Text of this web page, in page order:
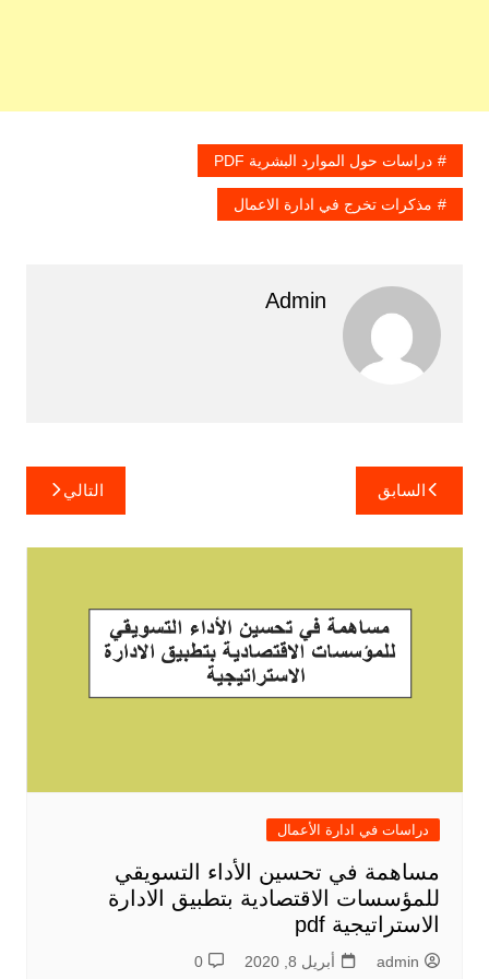
دراسات حول الموارد البشرية PDF
مذكرات تخرج في ادارة الاعمال
Admin
تصفّح
المقالات
السابق التالي
دراسات في ادارة الأعمال
مساهمة في تحسين الأداء التسويقي
للمؤسسات الاقتصادية بتطبيق الادارة
الاستراتيجية pdf
admin أبريل 8, 2020 0